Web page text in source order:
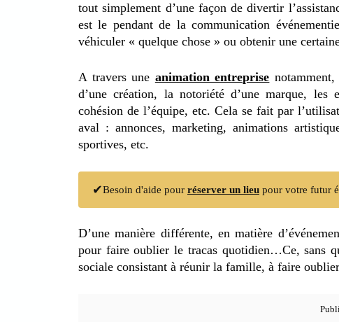
tout simplement d’une façon de divertir
est le pendant de la communication
véhiculer « quelque chose » ou obtenir une
A travers une animation entreprise
d’une création, la notoriété d’une marque, les
cohésion de l’équipe, etc. Cela se fait par
aval : annonces, marketing, animations
sportives, etc.
✔Besoin d'aide pour réserver un lieu pour votre futur
D’une manière différente, en matière
pour faire oublier le tracas quotidien…Ce, sans
sociale consistant à réunir la famille, à faire